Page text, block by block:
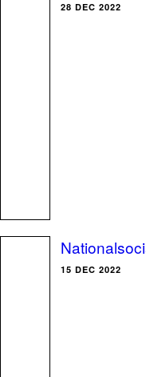
28 DEC 2022
15 DEC 2022